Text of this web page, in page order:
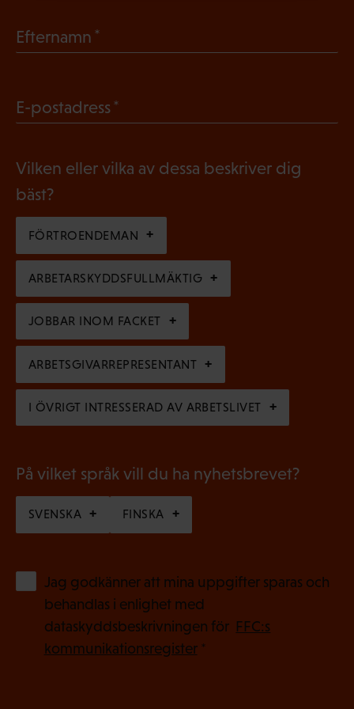
a
o
s
k
t
)
Efternamn
l
g
t
o
r
i
s
k
t
)
E-postadress
g
a
t
o
r
i
s
k
)
Vilken eller vilka av dessa beskriver dig
bäst?
FÖRTROENDEMAN
ARBETARSKYDDSFULLMÄKTIG
JOBBAR INOM FACKET
ARBETSGIVARREPRESENTANT
I ÖVRIGT INTRESSERAD AV ARBETSLIVET
På vilket språk vill du ha nyhetsbrevet?
SVENSKA FINSKA
Jag godkänner att mina uppgifter sparas och
behandlas i enlighet med
dataskyddsbeskrivningen för FFC:s
kommunikationsregister*